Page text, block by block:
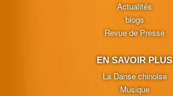
Actualités
blogs
Revue de Presse
EN SAVOIR PLUS
La Danse chinoise
Musique